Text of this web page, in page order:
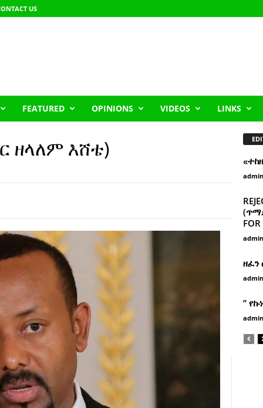
US
FEATURED OPINIONS VIDEOS LINKS
ዘላለም እሸቴ)
admin
FOR
admin
ዘፈን
admin
”
admin